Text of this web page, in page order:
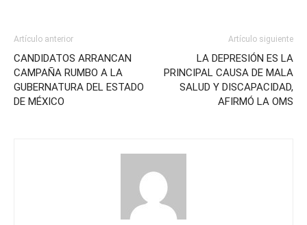
Artículo anterior
CANDIDATOS ARRANCAN
CAMPAÑA RUMBO A LA
GUBERNATURA DEL ESTADO
DE MÉXICO
Artículo siguiente
LA DEPRESIÓN ES LA
PRINCIPAL CAUSA DE MALA
SALUD Y DISCAPACIDAD,
AFIRMÓ LA OMS